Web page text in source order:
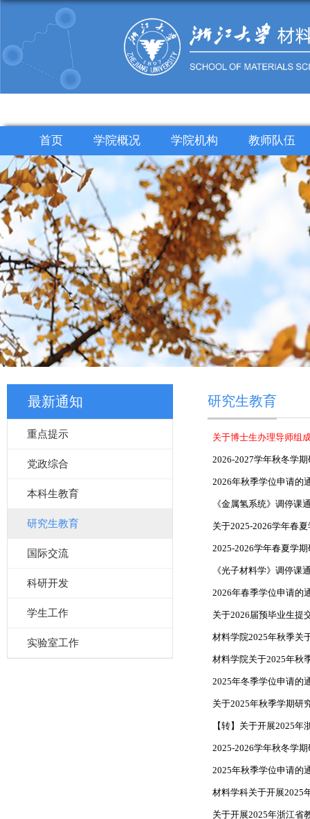
首页 学院概况 学院机构 教师队伍
最新通知
重点提示
党政综合
本科生教育
研究生教育
国际交流
科研开发
学生工作
实验室工作
研究生教育
关于博士生办理导师组
2026-2027学年秋冬学
2026年秋季学位申请的
《金属氢系统》调停课
关于2025-2026学年春
2025-2026学年春夏学
《光子材料学》调停课
​2026年春季学位申请的
关于2026届预毕业生提
材料学院2025年秋季关
材料学院关于2025年秋
2025年冬季学位申请的
关于2025年秋季学期研
【转】关于开展2025
2025-2026学年秋冬学
2025年秋季学位申请的
材料学科关于开展2025
关于开展2025年浙江省